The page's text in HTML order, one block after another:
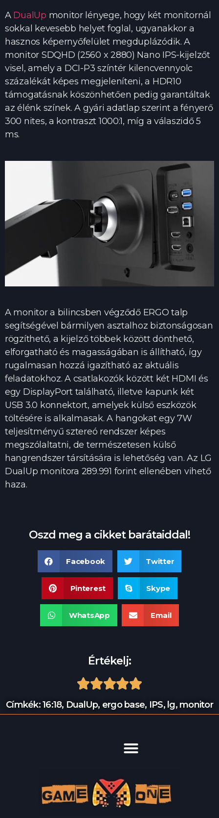
A DualUp monitor lényege, hogy két monitornál
sokkal kevesebb helyet foglal, ugyanakkor a
hasznos képernyőfelület megduplázódik. A
monitor SDQHD (2560 x 2880) Nano IPS-kijelzőt
visel, amely a DCI-P3 színtér kilencvennyolc
százalékát képes megjeleníteni, a HDR10
támogatásnak köszönhetően pedig garantáltak
az élénk színek. A gyári adatlap szerint a fényerő
300 nites, a kontraszt 1000:1, míg a válaszidő 5
ms.
A monitor a bilincsben végződő ERGO talp
segítségével bármilyen asztalhoz biztonságosan
rögzíthető, a kijelző többek között dönthető,
elforgatható és magasságában is állítható, így
rugalmasan hozzá igazítható az aktuális
feladatokhoz. A csatlakozók között két HDMI és
egy DisplayPort található, illetve kapunk két
USB 3.0 konnektort, amelyek külső eszközök
töltésére is alkalmasak. A hangokat egy 7W
teljesítményű sztereó rendszer képes
megszólaltatni, de természetesen külső
hangrendszer társítására is lehetőség van. Az LG
DualUp monitora 289.991 forint ellenében vihető
haza.
Oszd meg a cikket barátaiddal!
Facebook Twitter
Pinterest Skype
WhatsApp Email
Értékelj:

Címkék:16:18, DualUp, ergo base, IPS, lg, monitor